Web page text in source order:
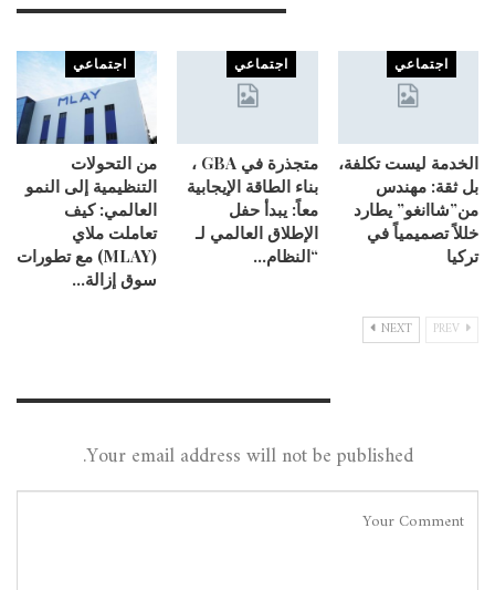
اجتماعي
الخدمة ليست تكلفة،
بل ثقة: مهندس
من”شاانغو” يطارد
خللاً تصميمياً في
تركيا
اجتماعي
متجذرة في GBA ،
بناء الطاقة الإيجابية
معاً: يبدأ حفل
الإطلاق العالمي لـ
“النظام…
اجتماعي
من التحولات
التنظيمية إلى النمو
العالمي: كيف
تعاملت ملاي
(MLAY) مع تطورات
سوق إزالة…
NEXT
Your email address will not be published.